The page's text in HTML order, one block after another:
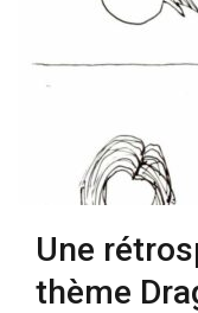
Une
thème